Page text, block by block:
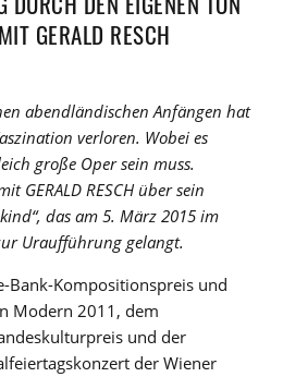
GERALD RESCH
abendländischen Anfängen hat
verloren. Wobei es
große Oper sein muss.
GERALD RESCH über sein
das am 5. März 2015 im
Uraufführung gelangt.
Bank-Kompositionspreis und
Modern 2011, dem
und der
der Wiener